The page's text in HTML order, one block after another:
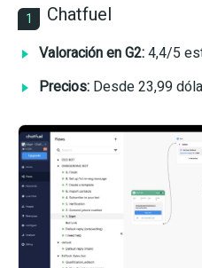
1 Chatfuel
Valoración en G2:4,4/5
Precios: Desde 23,99